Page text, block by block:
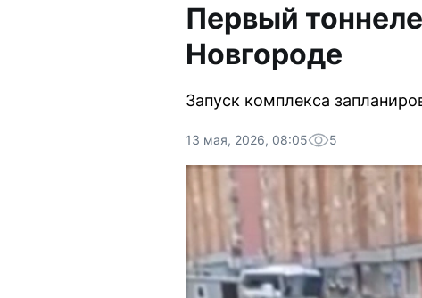
Первый
Новгороде
Запуск комплекса
13 мая, 2026, 08:05 5